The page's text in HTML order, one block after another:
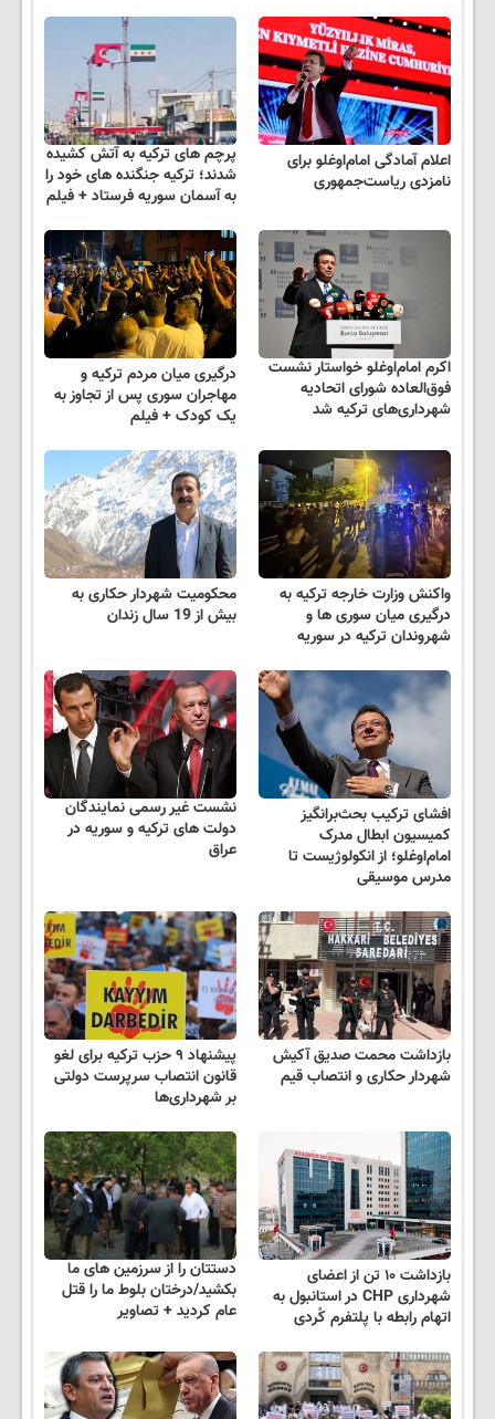
اعلام آمادگی امام‌اوغلو برای
نامزدی ریاست‌جمهوری
پرچم های ترکیه به آتش کشیده
شدند؛ ترکیه جنگنده های خود را
به آسمان سوریه فرستاد + فیلم
اکرم امام‌اوغلو خواستار نشست
فوق‌العاده شورای اتحادیه
شهرداری‌های ترکیه شد
درگیری میان مردم ترکیه و
مهاجران سوری پس از تجاوز به
یک کودک + فیلم
واکنش وزارت خارجه ترکیه به
درگیری میان سوری ها و
شهروندان ترکیه در سوریه
محکومیت شهردار حکاری به
بیش از 19 سال زندان
افشای ترکیب بحث‌برانگیز
کمیسیون ابطال مدرک
امام‌اوغلو؛ از انکولوژیست تا
مدرس موسیقی
نشست غیر رسمی نمایندگان
دولت های ترکیه و سوریه در
عراق
بازداشت محمت صدیق آکیش
شهردار حکاری و انتصاب قیم
پیشنهاد ۹ حزب ترکیه برای لغو
قانون انتصاب سرپرست دولتی
بر شهرداری‌ها
بازداشت ۱۰ تن از اعضای
شهرداری CHP در استانبول به
اتهام رابطه با پلتفرم کُردی
دستتان را از سرزمین های ما
بکشید/درختان بلوط ما را قتل
عام کردید + تصاویر